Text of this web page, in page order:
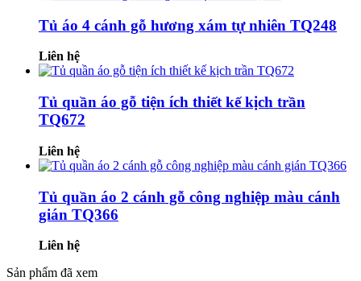
Tủ áo 4 cánh gỗ hương xám tự nhiên TQ248
Liên hệ
Tủ quần áo gỗ tiện ích thiết kế kịch trần
TQ672
Liên hệ
Tủ quần áo 2 cánh gỗ công nghiệp màu cánh
gián TQ366
Liên hệ
Sản phẩm đã xem